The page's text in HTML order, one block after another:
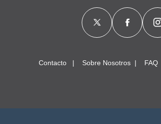
Contacto Sobre Nosotros FAQ